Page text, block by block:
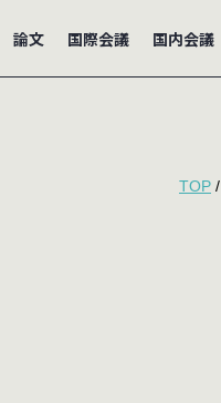
論文 国際会議 国内会議
TOP /